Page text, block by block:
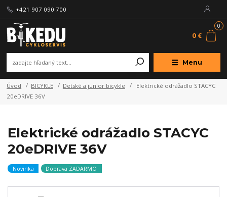
Menu
+421 907 090 700
0
0 €
Úvod BICYKLE Detské a junior bicykle
Elektrické odrážadlo STACYC
20eDRIVE 36V
Elektrické odrážadlo STACYC
20eDRIVE 36V
Novinka Doprava ZADARMO